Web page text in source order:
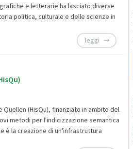
e letterarie ha lasciato diverse
politica, culturale e delle scienze in
leggi
(HisQu), finanziato in ambito del
metodi per l'indicizzazione semantica
è la creazione di un'infrastruttura